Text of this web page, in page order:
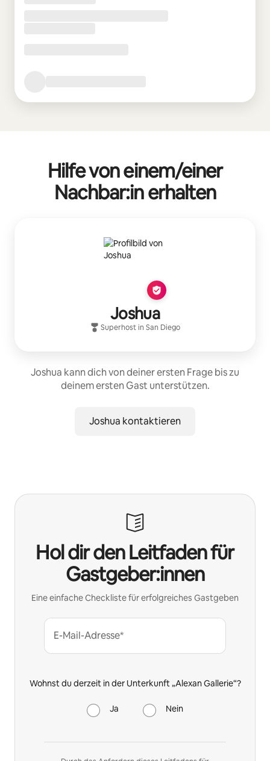
Hilfe von einem/einer
Nachbar:in erhalten
Joshua
Superhostin San Diego
Joshua kann dich von deiner ersten Frage bis zu
deinem ersten Gast unterstützen.
Joshua kontaktieren
Hol dir den Leitfaden für
Gastgeber:innen
Eine einfache Checkliste für erfolgreiches Gastgeben
E-Mail-Adresse*
Wohnst du derzeit in der Unterkunft „Alexan Gallerie“?
Ja Nein